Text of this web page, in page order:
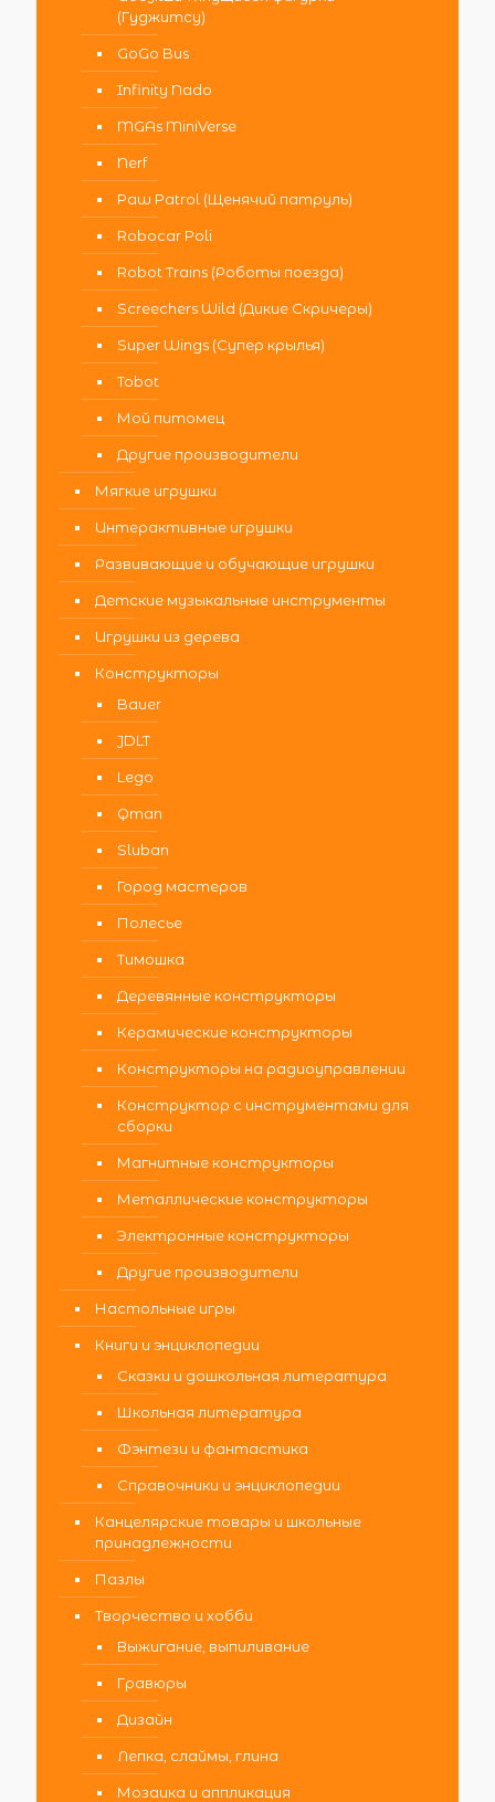
(Гуджитсу)
GoGo Bus
Infinity Nado
MGAs MiniVerse
Nerf
Paw Patrol (Щенячий патруль)
Robocar Poli
Robot Trains (Роботы поезда)
Screechers Wild (Дикие Скричеры)
Super Wings (Супер крылья)
Tobot
Мой питомец
Другие производители
Мягкие игрушки
Интерактивные игрушки
Развивающие и обучающие игрушки
Детские музыкальные инструменты
Игрушки из дерева
Конструкторы
Bauer
JDLT
Lego
Qman
Sluban
Город мастеров
Полесье
Тимошка
Деревянные конструкторы
Керамические конструкторы
Конструкторы на радиоуправлении
Конструктор с инструментами для
сборки
Магнитные конструкторы
Металлические конструкторы
Электронные конструкторы
Другие производители
Настольные игры
Книги и энциклопедии
Сказки и дошкольная литература
Школьная литература
Фэнтези и фантастика
Справочники и энциклопедии
Канцелярские товары и школьные
принадлежности
Пазлы
Творчество и хобби
Выжигание, выпиливание
Гравюры
Дизайн
Лепка, слаймы, глина
Мозаика и аппликация